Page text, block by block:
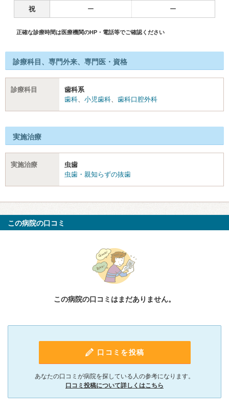
祝 ー ー
正確な診療時間は医療機関のHP・電話等でご確認ください
診療科目、専門外来、専門医・資格
診療科目
歯科系
歯科、 小児歯科、 歯科口腔外科
実施治療
実施治療
虫歯
虫歯・親知らずの抜歯
この病院の口コミ
この病院の口コミはまだありません。
口コミを投稿
あなたの口コミが病院を探している人の参考になります。
口コミ投稿について詳しくはこちら